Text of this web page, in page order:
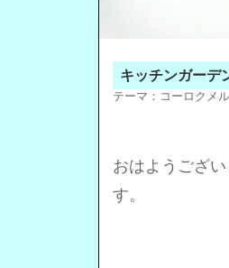
キッチンガーデ
テーマ： コーロクメ
おはようござい
す。